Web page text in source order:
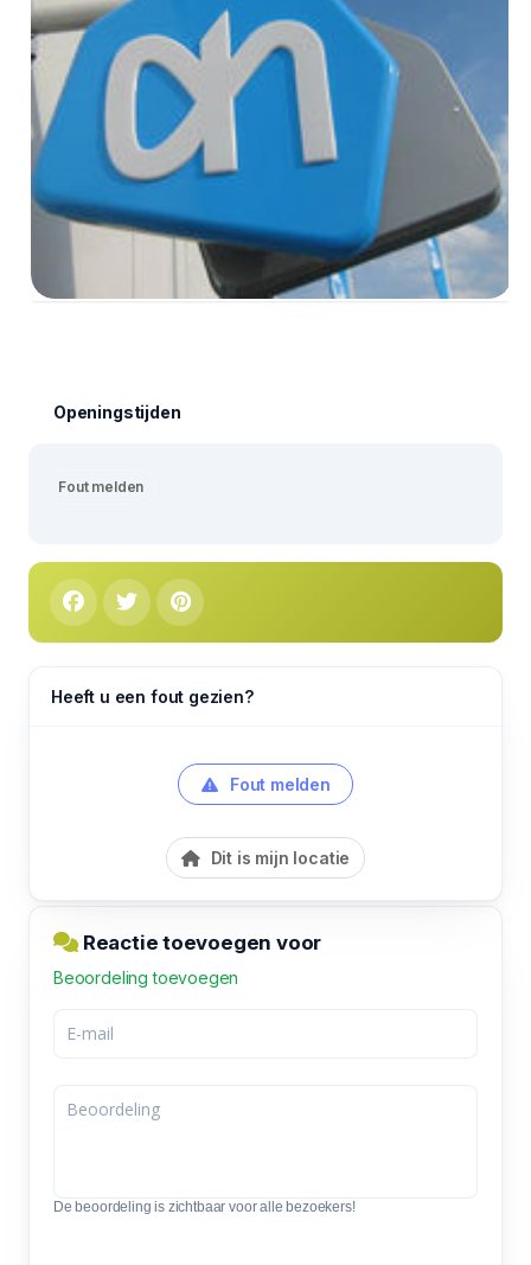
Openingstijden
Fout melden
Heeft u een fout gezien?
Fout melden
Dit is mijn locatie
Reactie toevoegen voor
Beoordeling toevoegen
De beoordeling is zichtbaar voor alle bezoekers!